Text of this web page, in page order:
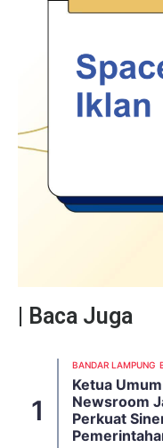
| Baca Juga
BANDAR LAMPUNG
Ketua
Newsroom
Perkuat